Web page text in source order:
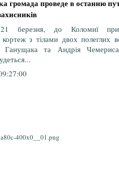
громада проведе в останню
21 березня, до Коломиї
з тілами двох полеглих
Ганущака та Андрія